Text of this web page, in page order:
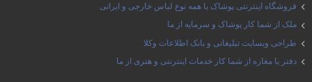
فروشگاه اینترنتی پوشاک با همه نوع لباس خارجی و ایرانی
ملک از شما کار پوشاک و سرمایه از ما
طراحی وبسایت تبلیغاتی و بانک اطلاعات وکلا
دفتر یا مغازه از شما کار خدمات اینترنتی و هنری از ما